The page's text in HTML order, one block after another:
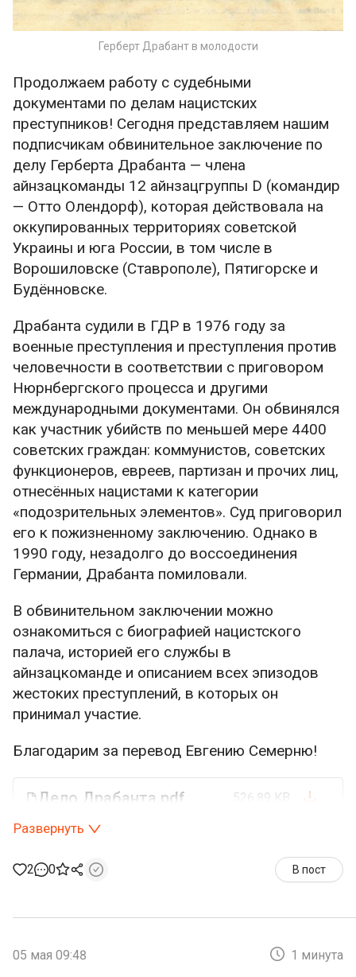
Письма Вальдемара Лессера.pdf 224.65 KB
Герберт Драбант в молодости
Продолжаем работу с судебными
документами по делам нацистских
преступников! Сегодня представляем нашим
подписчикам обвинительное заключение по
делу Герберта Драбанта — члена
айнзацкоманды 12 айнзацгруппы D (командир
— Отто Олендорф), которая действовала на
оккупированных территориях советской
Украины и юга России, в том числе в
Ворошиловске (Ставрополе), Пятигорске и
Будённовске.
Драбанта судили в ГДР в 1976 году за
военные преступления и преступления против
человечности в соответствии с приговором
Нюрнбергского процесса и другими
международными документами. Он обвинялся
как участник убийств по меньшей мере 4400
советских граждан: коммунистов, советских
функционеров, евреев, партизан и прочих лиц,
отнесённых нацистами к категории
«подозрительных элементов». Суд приговорил
его к пожизненному заключению. Однако в
1990 году, незадолго до воссоединения
Германии, Драбанта помиловали.
В обвинительном заключении можно
ознакомиться с биографией нацистского
палача, историей его службы в
айнзацкоманде и описанием всех эпизодов
жестоких преступлений, в которых он
принимал участие.
Благодарим за перевод Евгению Семерню!
Дело Драбанта.pdf 526.89 KB
Развернуть
2 0 В пост
05 мая 09:48 1 минута